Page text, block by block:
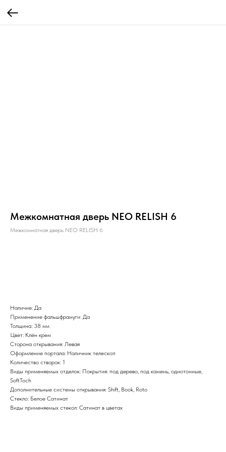
Межкомнатная дверь NEO RELISH 6
Межкомнатная дверь NEO RELISH 6
Наличие: Да
Применение фальшфрамуги: Да
Толщина: 38 мм
Цвет: Клён крем
Сторона открывания: Левая
Оформление портала: Наличник телескоп
Количество створок: 1
Виды применяемых отделок: Покрытия: под дерево, под камень, однотонные,
SoftToch
Дополнительные системы открывания: Shift, Book, Roto
Стекло: Белое Сатинат
Виды применяемых стекол: Сатинат в цветах